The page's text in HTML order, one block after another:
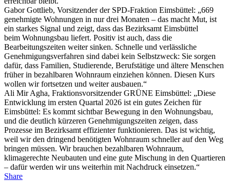
Gabor Gottlieb, Vorsitzender der SPD-Fraktion Eimsbüttel: „669
genehmigte Wohnungen in nur drei Monaten – das macht Mut, ist
ein starkes Signal und zeigt, dass das Bezirksamt Eimsbüttel
beim Wohnungsbau liefert. Positiv ist auch, dass die
Bearbeitungszeiten weiter sinken. Schnelle und verlässliche
Genehmigungsverfahren sind dabei kein Selbstzweck: Sie sorgen
dafür, dass Familien, Studierende, Berufstätige und ältere Menschen
früher in bezahlbaren Wohnraum einziehen können. Diesen Kurs
wollen wir fortsetzen und weiter ausbauen.“
Ali Mir Agha, Fraktionsvorsitzender GRÜNE Eimsbüttel: „Diese
Entwicklung im ersten Quartal 2026 ist ein gutes Zeichen für
Eimsbüttel: Es kommt sichtbar Bewegung in den Wohnungsbau,
und die deutlich kürzeren Genehmigungszeiten zeigen, dass
Prozesse im Bezirksamt effizienter funktionieren. Das ist wichtig,
weil wir den dringend benötigten Wohnraum schneller auf den Weg
bringen müssen. Wir brauchen bezahlbaren Wohnraum,
klimagerechte Neubauten und eine gute Mischung in den Quartieren
– dafür werden wir uns weiterhin mit Nachdruck einsetzen.“
Share